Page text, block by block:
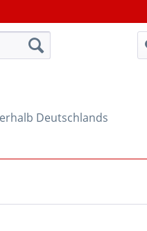
Deutschlands